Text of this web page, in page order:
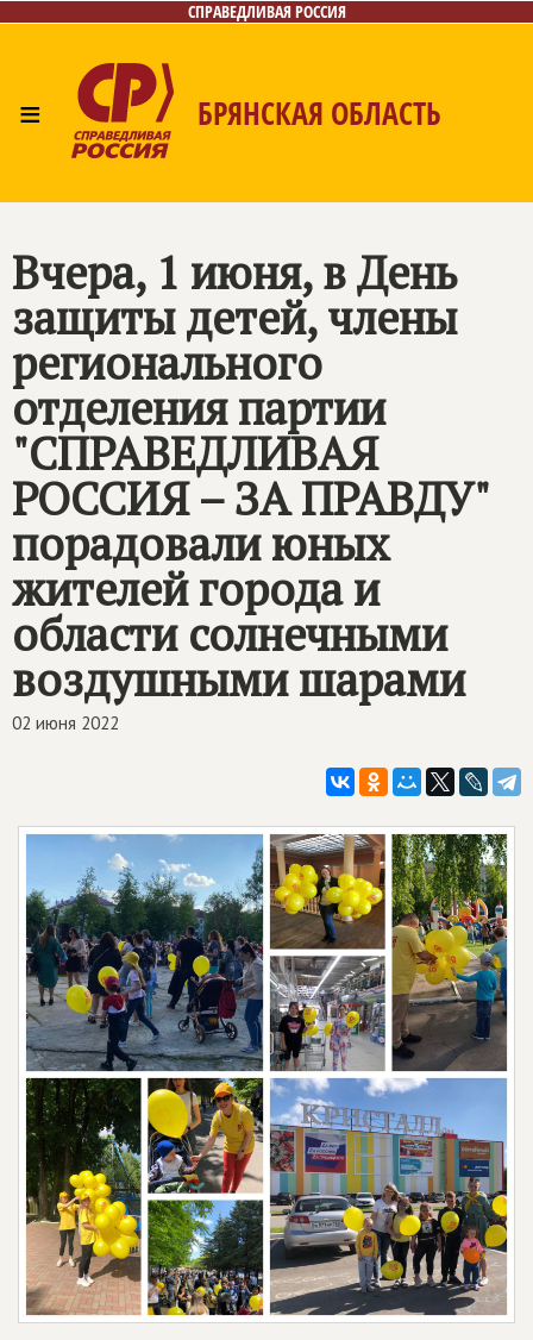
СПРАВЕДЛИВАЯ РОССИЯ
≡ БРЯНСКАЯ ОБЛАСТЬ
Вчера, 1 июня, в День
защиты детей, члены
регионального
отделения партии
"СПРАВЕДЛИВАЯ
РОССИЯ – ЗА ПРАВДУ"
порадовали юных
жителей города и
области солнечными
воздушными шарами
02 июня 2022